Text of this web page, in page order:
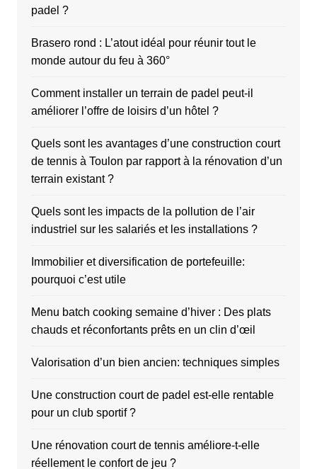
padel ?
Brasero rond : L’atout idéal pour réunir tout le
monde autour du feu à 360°
Comment installer un terrain de padel peut-il
améliorer l’offre de loisirs d’un hôtel ?
Quels sont les avantages d’une construction court
de tennis à Toulon par rapport à la rénovation d’un
terrain existant ?
Quels sont les impacts de la pollution de l’air
industriel sur les salariés et les installations ?
Immobilier et diversification de portefeuille:
pourquoi c’est utile
Menu batch cooking semaine d’hiver : Des plats
chauds et réconfortants prêts en un clin d’œil
Valorisation d’un bien ancien: techniques simples
Une construction court de padel est-elle rentable
pour un club sportif ?
Une rénovation court de tennis améliore-t-elle
réellement le confort de jeu ?